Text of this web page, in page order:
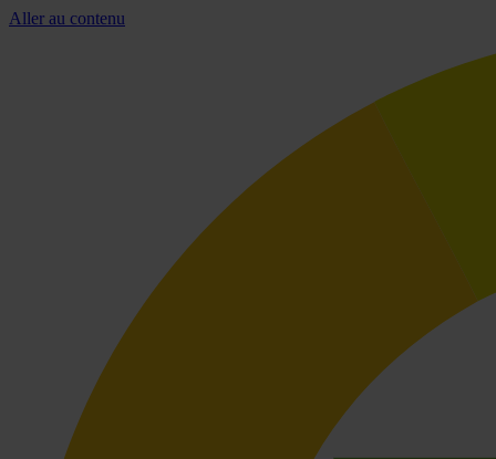
Aller au contenu